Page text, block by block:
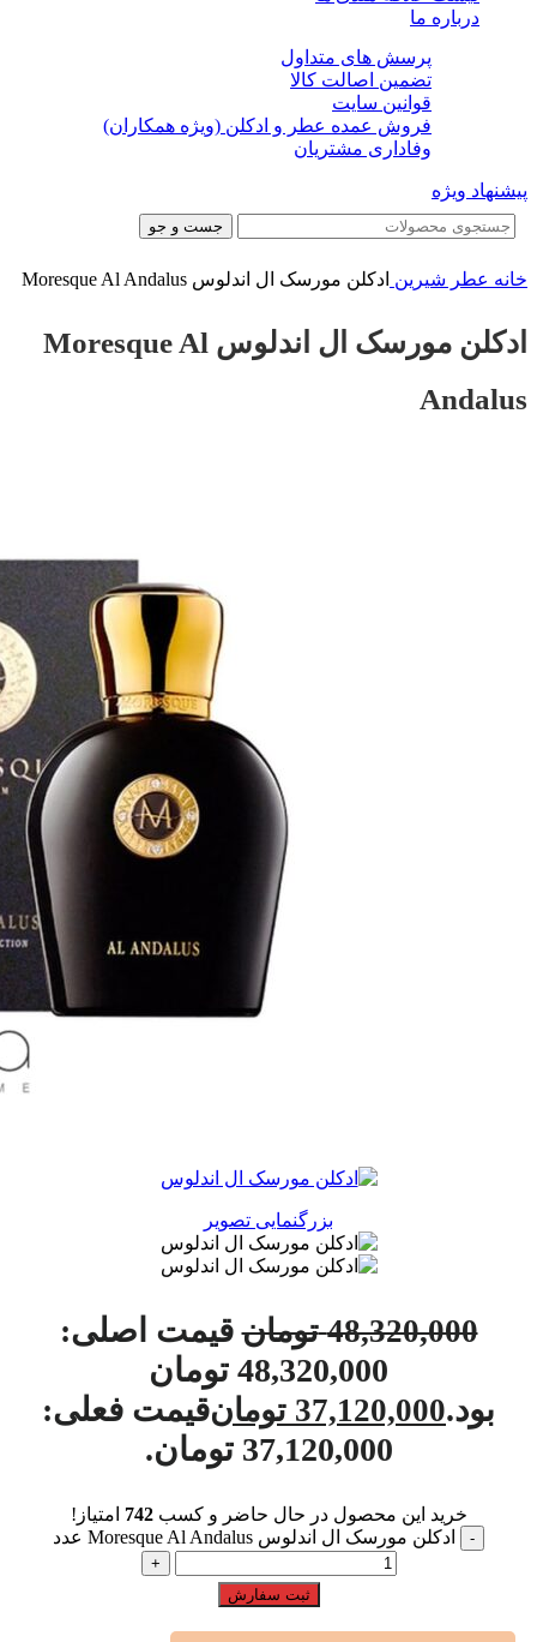
درباره ما
پرسش های متداول
تضمین اصالت کالا
قوانین سایت
فروش عمده عطر و ادکلن (ویژه همکاران)
وفاداری مشتریان
پیشنهاد ویژه
جست و جو
خانه عطر شیرین ادکلن مورسک ال اندلوس Moresque Al Andalus
ادکلن مورسک ال اندلوس Moresque Al
Andalus
بزرگنمایی تصویر
48,320,000 تومان قیمت اصلی:
48,320,000 تومان
بود.37,120,000 تومانقیمت فعلی:
37,120,000 تومان.
خرید این محصول در حال حاضر و کسب742 امتیاز!
ادکلن مورسک ال اندلوس Moresque Al Andalus عدد
ثبت سفارش